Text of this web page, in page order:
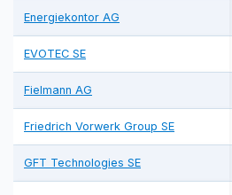
Energiekontor AG
EVOTEC SE
Fielmann AG
Friedrich Vorwerk Group SE
GFT Technologies SE